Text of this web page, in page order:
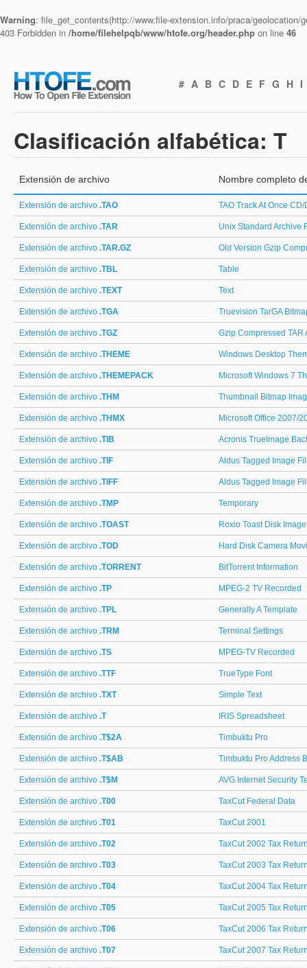
Warning: file_get_contents(http://www.file-extension.info/praca/
403 Forbidden in /home/filehelpqb/www/htofe.org/header.php on line 46
# A B C D E F G H I
Clasificación alfabética: T
Extensión de archivo Nombre completo
Extensión de archivo .TAO TAO Track At Once
Extensión de archivo .TAR Unix Standard Archive
Extensión de archivo .TAR.GZ Old Version Gzip
Extensión de archivo .TBL Table
Extensión de archivo .TEXT Text
Extensión de archivo .TGA Truevision TarGA
Extensión de archivo .TGZ Gzip Compressed TAR
Extensión de archivo .THEME Windows Desktop
Extensión de archivo .THEMEPACK Microsoft Windows 7
Extensión de archivo .THM Thumbnail Bitmap
Extensión de archivo .THMX Microsoft Office 2007/
Extensión de archivo .TIB Acronis TrueImage
Extensión de archivo .TIF Aldus Tagged Image
Extensión de archivo .TIFF Aldus Tagged Image
Extensión de archivo .TMP Temporary
Extensión de archivo .TOAST Roxio Toast Disk Image
Extensión de archivo .TOD Hard Disk Camera
Extensión de archivo .TORRENT BitTorrent Information
Extensión de archivo .TP MPEG-2 TV Recorded
Extensión de archivo .TPL Generally A Template
Extensión de archivo .TRM Terminal Settings
Extensión de archivo .TS MPEG-TV Recorded
Extensión de archivo .TTF TrueType Font
Extensión de archivo .TXT Simple Text
Extensión de archivo .T IRIS Spreadsheet
Extensión de archivo .T$2A Timbuktu Pro
Extensión de archivo .T$AB Timbuktu Pro Address
Extensión de archivo .T$M AVG Internet Security
Extensión de archivo .T00 TaxCut Federal Data
Extensión de archivo .T01 TaxCut 2001
Extensión de archivo .T02 TaxCut 2002 Tax
Extensión de archivo .T03 TaxCut 2003 Tax
Extensión de archivo .T04 TaxCut 2004 Tax
Extensión de archivo .T05 TaxCut 2005 Tax
Extensión de archivo .T06 TaxCut 2006 Tax
Extensión de archivo .T07 TaxCut 2007 Tax